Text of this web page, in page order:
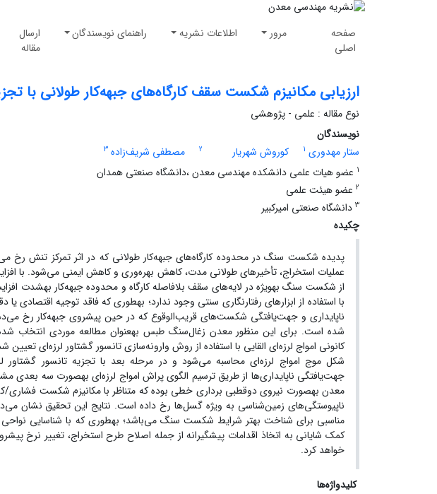
صفحه
اصلی
مرور اطلاعات نشریه راهنمای نویسندگان
ارسال
مقاله
ارزیابی مکانیزم شکست سقف کارگاه‌های جبهه‌کار طولانی با
نوع مقاله : علمی - پژوهشی
نویسندگان
ستار مهدوری 1 کوروش شهریار 2 مصطفی شریف‌زاده 3
1 عضو هیات علمی دانشکده مهندسی معدن ،دانشگاه صنعتی همدان
2 عضو هیئت علمی
3 دانشگاه صنعتی امیرکبیر
چکیده
پدیده شکست سنگ در محدوده کارگاه‌های جبهه‌کار طولانی که در اثر تمرکز تنش رخ
عملیات استخراج، تأخیرهای طولانی مدت، کاهش بهره‌وری و کاهش ایمنی می‌شود. با
از شکست سنگ به­ویژه در لایه‌های سقف بلافاصله کارگاه و محدوده جبهه‌کار به­شدت
با استفاده از ابزارهای رفتارنگاری سنتی وجود ندارد؛ به­طوری که فاقد توجیه
ناپایداری و جهت‌یافتگی شکست‌های قریب‌الوقوع که در حین پیشروی جبهه‌کار رخ
شده است. برای این منظور معدن زغال‌سنگ طبس به­عنوان مطالعه موردی انتخاب
کانونی امواج لرزه‌ای القایی با استفاده از روش وارونه‌سازی تانسور گشتاور لرزه‌ای
شکل موج امواج لرزه‌ای محاسبه می‌شود و در مرحله بعد با تجزیه تانسور
جهت‌یافتگی ناپایداری‌ها از طریق ترسیم الگوی پراش امواج لرزه‌ای به­صورت سه
معدن به­صورت نیروی دوقطبی برداری خطی بوده که متناظر با مکانیزم شکست
ناپیوستگی‌های زمین‌شناسی به ویژه گسل‌ها رخ داده است. نتایج این تحقیق نشان
مناسبی برای شناخت بهتر شرایط شکست سنگ می‌باشد؛ به­طوری که با شناسایی نواحی
کمک شایانی به اتخاذ اقدامات پیشگیرانه از جمله اصلاح طرح استخراج، تغییر نرخ
خواهد کرد.
کلیدواژه‌ها